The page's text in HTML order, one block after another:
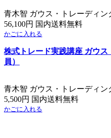
青木智 ガウス・トレーディン
56,100円 国内送料無料
かごに入れる
株式トレード実践講座 ガウ
員）
青木智 ガウス・トレーディン
5,500円 国内送料無料
かごに入れる